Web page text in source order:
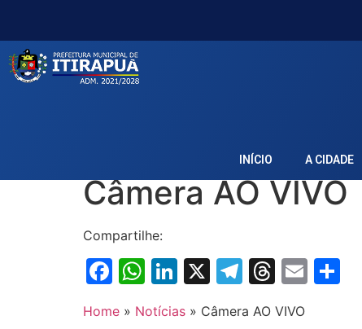
INÍCIO A CIDADE
Câmera AO VIVO
Compartilhe:
Facebook
WhatsApp
LinkedIn
X Telegram
Threads
Email
Home » Notícias » Câmera AO VIVO